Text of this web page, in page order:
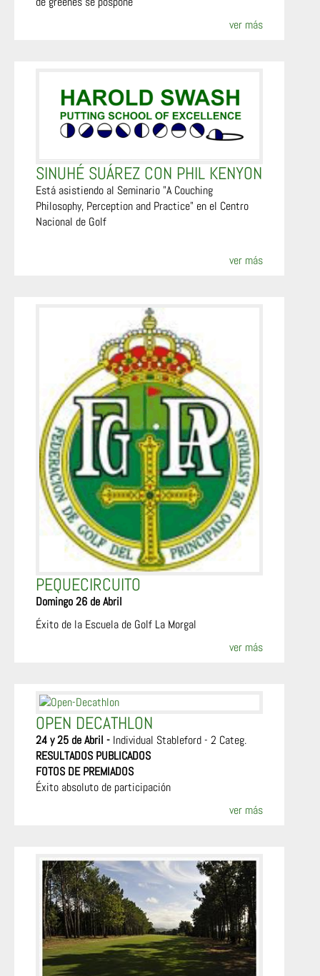
ver más
SINUHÉ SUÁREZ CON PHIL KENYON
Está asistiendo al Seminario "A Couching
Philosophy, Perception and Practice" en el Centro
Nacional de Golf
ver más
PEQUECIRCUITO
Domingo 26 de Abril
Éxito de la Escuela de Golf La Morgal
ver más
OPEN DECATHLON
24 y 25 de Abril - Individual Stableford - 2 Categ.
RESULTADOS PUBLICADOS
FOTOS DE PREMIADOS
Éxito absoluto de participación
ver más